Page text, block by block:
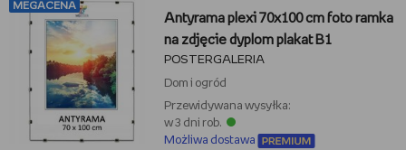
MEGACENA
Antyrama plexi 70x100 cm foto ramka
na zdjęcie dyplom plakat B1
POSTERGALERIA
Dom i ogród
Przewidywana wysyłka:
w 3 dni rob.
Możliwa dostawa